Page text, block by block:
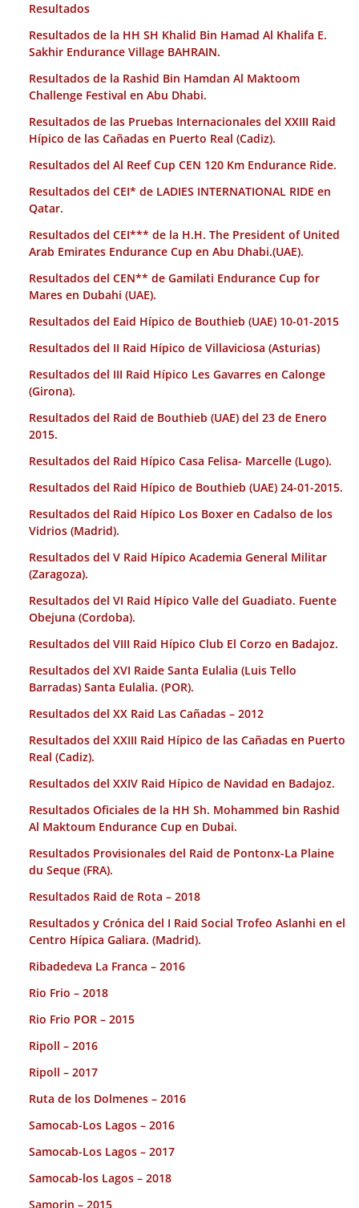
Resultados
Resultados de la HH SH Khalid Bin Hamad Al Khalifa E.
Sakhir Endurance Village BAHRAIN.
Resultados de la Rashid Bin Hamdan Al Maktoom
Challenge Festival en Abu Dhabi.
Resultados de las Pruebas Internacionales del XXIII Raid
Hípico de las Cañadas en Puerto Real (Cadiz).
Resultados del Al Reef Cup CEN 120 Km Endurance Ride.
Resultados del CEI* de LADIES INTERNATIONAL RIDE en
Qatar.
Resultados del CEI*** de la H.H. The President of United
Arab Emirates Endurance Cup en Abu Dhabi.(UAE).
Resultados del CEN** de Gamilati Endurance Cup for
Mares en Dubahi (UAE).
Resultados del Eaid Hípico de Bouthieb (UAE) 10-01-2015
Resultados del II Raid Hípico de Villaviciosa (Asturias)
Resultados del III Raid Hípico Les Gavarres en Calonge
(Girona).
Resultados del Raid de Bouthieb (UAE) del 23 de Enero
2015.
Resultados del Raid Hípico Casa Felisa- Marcelle (Lugo).
Resultados del Raid Hípico de Bouthieb (UAE) 24-01-2015.
Resultados del Raid Hípico Los Boxer en Cadalso de los
Vidrios (Madrid).
Resultados del V Raid Hípico Academia General Militar
(Zaragoza).
Resultados del VI Raid Hípico Valle del Guadiato. Fuente
Obejuna (Cordoba).
Resultados del VIII Raid Hípico Club El Corzo en Badajoz.
Resultados del XVI Raide Santa Eulalia (Luis Tello
Barradas) Santa Eulalia. (POR).
Resultados del XX Raid Las Cañadas – 2012
Resultados del XXIII Raid Hípico de las Cañadas en Puerto
Real (Cadiz).
Resultados del XXIV Raid Hípico de Navidad en Badajoz.
Resultados Oficiales de la HH Sh. Mohammed bin Rashid
Al Maktoum Endurance Cup en Dubai.
Resultados Provisionales del Raid de Pontonx-La Plaine
du Seque (FRA).
Resultados Raid de Rota – 2018
Resultados y Crónica del I Raid Social Trofeo Aslanhi en el
Centro Hípica Galiara. (Madrid).
Ribadedeva La Franca – 2016
Rio Frio – 2018
Rio Frio POR – 2015
Ripoll – 2016
Ripoll – 2017
Ruta de los Dolmenes – 2016
Samocab-Los Lagos – 2016
Samocab-Los Lagos – 2017
Samocab-los Lagos – 2018
Samorin – 2015